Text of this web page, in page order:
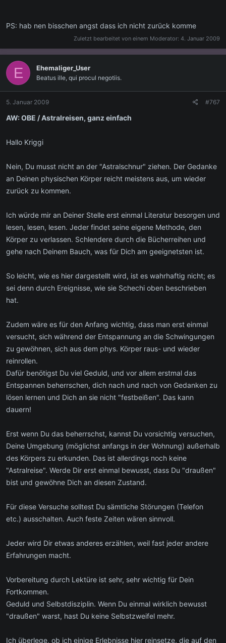
PS: hab nen bisschen angst dass ich nicht zurück komme
Zuletzt bearbeitet von einem Moderator: 4. Januar 2009
E Ehemaliger_User
Beatus ille, qui procul negotiis.
5. Januar 2009 #767
AW: OBE / Astralreisen, ganz einfach
Hallo Kriggi
Nein, Du musst nicht an der "Astralschnur" ziehen. Der Gedanke
an Deinen physischen Körper reicht meistens aus, um wieder
zurück zu kommen.
Ich würde mir an Deiner Stelle erst einmal Literatur besorgen und
lesen, lesen, lesen. Jeder findet seine eigene Methode, den
Körper zu verlassen. Schlendere durch die Bücherreihen und
gehe nach Deinem Bauch, was für Dich am geeignetsten ist.
So leicht, wie es hier dargestellt wird, ist es wahrhaftig nicht; es
sei denn durch Ereignisse, wie sie Schechi oben beschrieben
hat.
Zudem wäre es für den Anfang wichtig, dass man erst einmal
versucht, sich während der Entspannung an die Schwingungen
zu gewöhnen, sich aus dem phys. Körper raus- und wieder
reinrollen.
Dafür benötigst Du viel Geduld, und vor allem erstmal das
Entspannen beherrschen, dich nach und nach von Gedanken zu
lösen lernen und Dich an sie nicht "festbeißen". Das kann
dauern!
Erst wenn Du das beherrschst, kannst Du vorsichtig versuchen,
Deine Umgebung (möglichst anfangs in der Wohnung) außerhalb
des Körpers zu erkunden. Das ist allerdings noch keine
"Astralreise". Werde Dir erst einmal bewusst, dass Du "draußen"
bist und gewöhne Dich an diesen Zustand.
Für diese Versuche solltest Du sämtliche Störungen (Telefon
etc.) ausschalten. Auch feste Zeiten wären sinnvoll.
Jeder wird Dir etwas anderes erzählen, weil fast jeder andere
Erfahrungen macht.
Vorbereitung durch Lektüre ist sehr, sehr wichtig für Dein
Fortkommen.
Geduld und Selbstdisziplin. Wenn Du einmal wirklich bewusst
"draußen" warst, hast Du keine Selbstzweifel mehr.
Ich überlege, ob ich einige Erlebnisse hier reinsetze, die auf den